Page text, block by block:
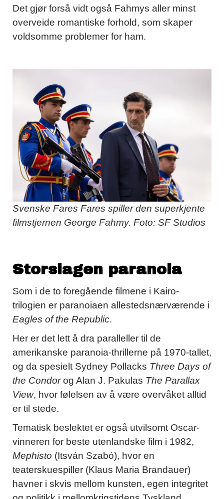
Det gjør forså vidt også Fahmys aller minst
overveide romantiske forhold, som skaper
voldsomme problemer for ham.
Svenske Fares Fares spiller den superkjente
filmstjernen George Fahmy. Foto: SF Studios
Storslagen paranoia
Som i de to foregående filmene i Kairo-
trilogien er paranoiaen allestedsnærværende i
Eagles of the Republic.
Her er det lett å dra paralleller til de
amerikanske paranoia-thrillerne på 1970-tallet,
og da spesielt Sydney Pollacks Three Days of
the Condorog Alan J. Pakulas The Parallax
View, hvor følelsen av å være overvåket alltid
er til stede.
Tematisk beslektet er også utvilsomt Oscar-
vinneren for beste utenlandske film i 1982,
Mephisto (Itsván Szabó), hvor en
teaterskuespiller (Klaus Maria Brandauer)
havner i skvis mellom kunsten, egen integritet